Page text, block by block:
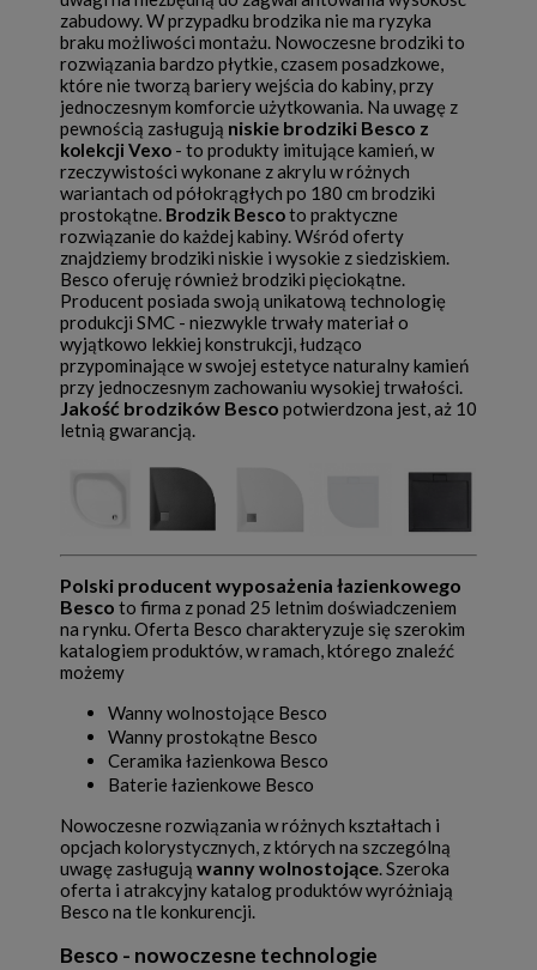
zabudowy. W przypadku brodzika nie ma ryzyka
braku możliwości montażu. Nowoczesne brodziki to
rozwiązania bardzo płytkie, czasem posadzkowe,
które nie tworzą bariery wejścia do kabiny, przy
jednoczesnym komforcie użytkowania. Na uwagę z
pewnością zasługują niskie brodziki Besco z
kolekcji Vexo - to produkty imitujące kamień, w
rzeczywistości wykonane z akrylu w różnych
wariantach od półokrągłych po 180 cm brodziki
prostokątne. Brodzik Bescoto praktyczne
rozwiązanie do każdej kabiny. Wśród oferty
znajdziemy brodziki niskie i wysokie z siedziskiem.
Besco oferuję również brodziki pięciokątne.
Producent posiada swoją unikatową technologię
produkcji SMC - niezwykle trwały materiał o
wyjątkowo lekkiej konstrukcji, łudząco
przypominające w swojej estetyce naturalny kamień
przy jednoczesnym zachowaniu wysokiej trwałości.
Jakość brodzików Besco potwierdzona jest, aż 10
letnią gwarancją.
Polski producent wyposażenia łazienkowego
Besco to firma z ponad 25 letnim doświadczeniem
na rynku. Oferta Besco charakteryzuje się szerokim
katalogiem produktów, w ramach, którego znaleźć
możemy
Wanny wolnostojące Besco
Wanny prostokątne Besco
Ceramika łazienkowa Besco
Baterie łazienkowe Besco
Nowoczesne rozwiązania w różnych kształtach i
opcjach kolorystycznych, z których na szczególną
uwagę zasługują wanny wolnostojące . Szeroka
oferta i atrakcyjny katalog produktów wyróżniają
Besco na tle konkurencji.
Besco - nowoczesne technologie